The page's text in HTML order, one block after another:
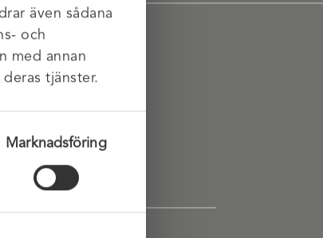
även sådana
och
med annan
tjänster.
Marknadsföring
Följ oss